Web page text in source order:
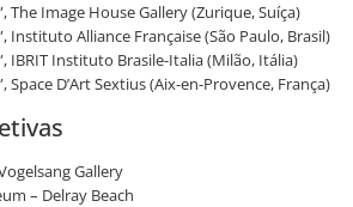
The Image House Gallery (Zurique, Suíça)
Instituto Alliance Française (São Paulo, Brasil)
IBRIT Instituto Brasile-Italia (Milão, Itália)
Space D’Art Sextius (Aix-en-Provence, França)
Gallery
– Delray Beach